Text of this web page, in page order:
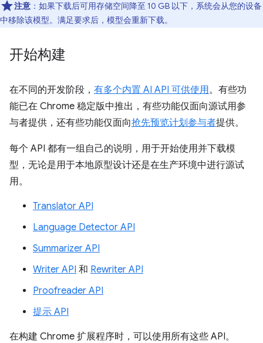
注意 ：如果下载后可用存储空间降至 10 GB 以下，系统会从您的设备
中移除该模型。满足要求后，模型会重新下载。
开始构建
在不同的开发阶段， 有多个内置 AI API 可供使用。有些功
能已在 Chrome 稳定版中推出，有些功能仅面向源试用参
与者提供，还有些功能仅面向抢先预览计划参与者提供。
每个 API 都有一组自己的说明，用于开始使用并下载模
型，无论是用于本地原型设计还是在生产环境中进行源试
用。
Translator API
Language Detector API
Summarizer API
Writer API 和 Rewriter API
Proofreader API
提示 API
在构建 Chrome 扩展程序时，可以使用所有这些 API。